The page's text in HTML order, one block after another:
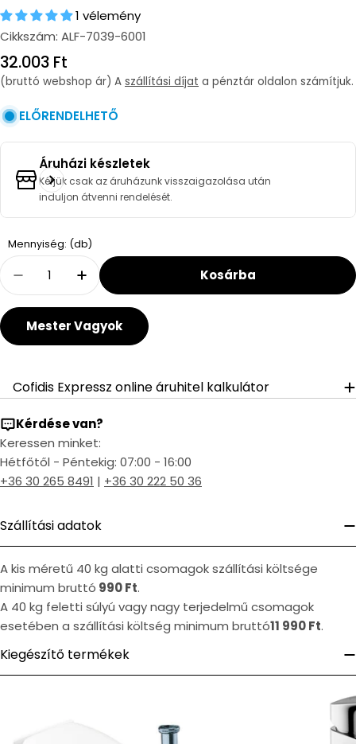
1 vélemény
Cikkszám: ALF-7039-6001
Regular
price
32.003 Ft
(bruttó webshop ár) A szállítási díjat a pénztár oldalon számítjuk.
ELŐRENDELHETŐ
Áruházi készletek
Kérjük csak az áruházunk visszaigazolása után
induljon átvenni rendelését.
Mennyiség: (db)Quantity
Decrease Quantity For Alföldi Optic Mosdó
Increase Quantity For Alföldi Optic
Kosárba
Mester Vagyok
Cofidis Expressz online áruhitel kalkulátor
Kérdése van?
Keressen minket:
Hétfőtől - Péntekig: 07:00 - 16:00
+36 30 265 8491 | +36 30 222 50 36
Szállítási adatok
A kis méretű 40 kg alatti csomagok szállítási költsége
minimum bruttó 990 Ft.
A 40 kg feletti súlyú vagy nagy terjedelmű csomagok
esetében a szállítási költség minimum bruttó11 990 Ft.
Kiegészítő termékek